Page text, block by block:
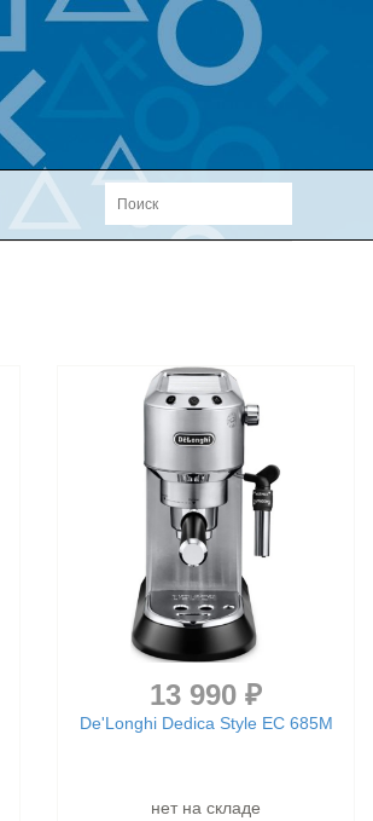
13 990 ₽
De'Longhi Dedica Style EC 685M
нет на складе